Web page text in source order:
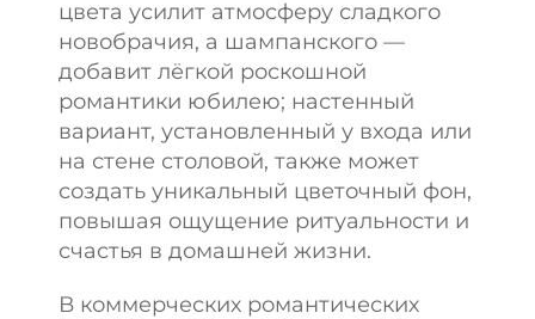
цвета усилит атмосферу сладкого
новобрачия, а шампанского —
добавит лёгкой роскошной
романтики юбилею; настенный
вариант, установленный у входа или
на стене столовой, также может
создать уникальный цветочный фон,
повышая ощущение ритуальности и
счастья в домашней жизни.
В коммерческих романтических